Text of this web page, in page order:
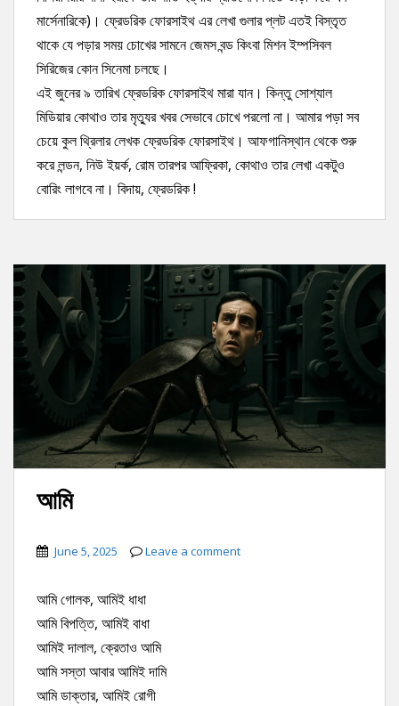
মার্সেনারিকে)। ফ্রেডরিক ফোরসাইথ এর লেখা গুলার প্লট এতই বিস্তৃত
থাকে যে পড়ার সময় চোখের সামনে জেমস বন্ড কিংবা মিশন ইম্পসিবল
সিরিজের কোন সিনেমা চলছে।
এই জুনের ৯ তারিখ ফ্রেডরিক ফোরসাইথ মারা যান। কিন্তু সোশ্যাল
মিডিয়ার কোথাও তার মৃত্যুর খবর সেভাবে চোখে পরলো না। আমার পড়া সব
চেয়ে কুল থ্রিলার লেখক ফ্রেডরিক ফোরসাইথ। আফগানিস্থান থেকে শুরু
করে লন্ডন, নিউ ইয়র্ক, রোম তারপর আফ্রিকা, কোথাও তার লেখা একটুও
বোরিং লাগবে না। বিদায়, ফ্রেডরিক !
আমি
June 5, 2025 Leave a comment
আমি গোলক, আমিই ধাধা
আমি বিপত্তি, আমিই বাধা
আমিই দালাল, ক্রেতাও আমি
আমি সস্তা আবার আমিই দামি
আমি ডাক্তার, আমিই রোগী